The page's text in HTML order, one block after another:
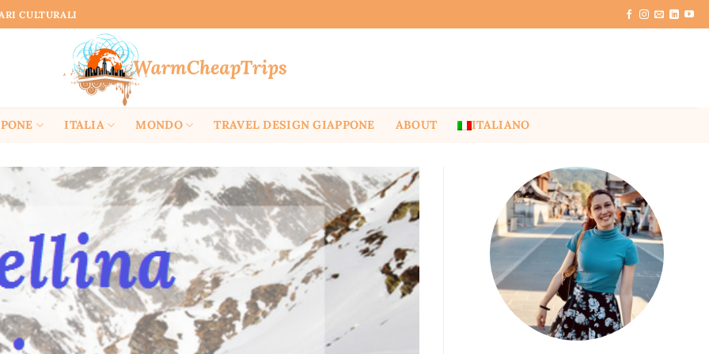
CULTURALI
ITALIA MONDO TRAVEL DESIGN GIAPPONE ABOUT ITALIANO